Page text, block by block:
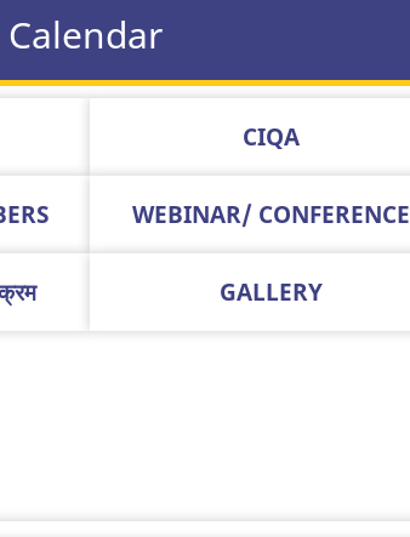
CIQA
WEBINAR/ CONFERENCE
GALLERY